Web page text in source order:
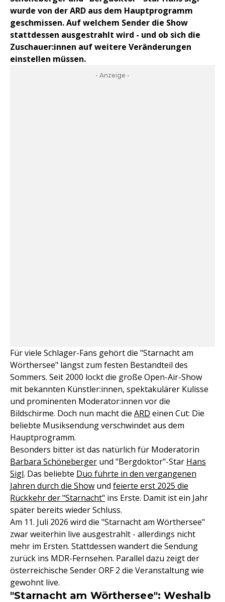
wurde von der ARD aus dem Hauptprogramm
geschmissen. Auf welchem Sender die Show
stattdessen ausgestrahlt wird - und ob sich die
Zuschauer:innen auf weitere Veränderungen
einstellen müssen.
- Anzeige -
Für viele Schlager-Fans gehört die "Starnacht am
Wörthersee" längst zum festen Bestandteil des
Sommers. Seit 2000 lockt die große Open-Air-Show
mit bekannten Künstler:innen, spektakulärer Kulisse
und prominenten Moderator:innen vor die
Bildschirme. Doch nun macht die ARD einen Cut: Die
beliebte Musiksendung verschwindet aus dem
Hauptprogramm.
Besonders bitter ist das natürlich für Moderatorin
Barbara Schöneberger und "Bergdoktor"-Star Hans
Sigl. Das beliebte Duo führte in den vergangenen
Jahren durch die Show und feierte erst 2025 die
Rückkehr der "Starnacht" ins Erste. Damit ist ein Jahr
später bereits wieder Schluss.
Am 11. Juli 2026 wird die "Starnacht am Wörthersee"
zwar weiterhin live ausgestrahlt - allerdings nicht
mehr im Ersten. Stattdessen wandert die Sendung
zurück ins MDR-Fernsehen. Parallel dazu zeigt der
österreichische Sender ORF 2 die Veranstaltung wie
gewohnt live.
"Starnacht am Wörthersee": Weshalb